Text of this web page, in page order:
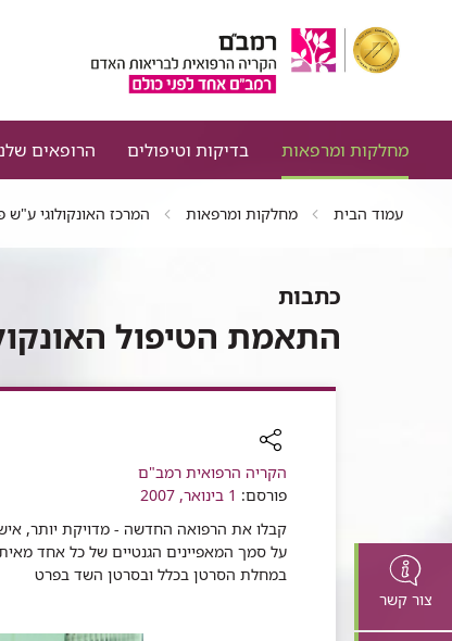
מחלקות ומרפאות בדיקות וטיפולים הרופאים
צור קשר
עמוד הבית מחלקות ומרפאות המרכז האונקולוגי ע"ש
כתבות
התאמת הטיפול
רכיב
שיתוף
הקריה הרפואית רמב"ם
פורסם: 1 בינואר, 2007
קבלו את הרפואה החדשה - מדויקת יותר,
על סמך המאפיינים הגנטיים של כל אחד
במחלת הסרטן בכלל ובסרטן השד בפרט